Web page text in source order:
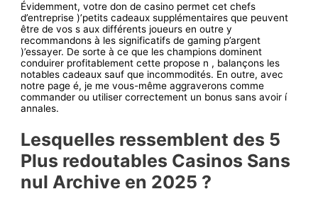
Évidemment, votre don de casino permet cet chefs
d’entreprise )’petits cadeaux supplémentaires que peuvent
être de vos s aux différents joueurs en outre y
recommandons à les significatifs de gaming p’argent
)’essayer. De sorte à ce que les champions dominent
conduirer profitablement cette propose n , balançons les
notables cadeaux sauf que incommodités. En outre, avec
notre page é, je me vous-même aggraverons comme
commander ou utiliser correctement un bonus sans avoir í
annales.
Lesquelles ressemblent des 5
Plus redoutables Casinos Sans
nul Archive en 2025 ?